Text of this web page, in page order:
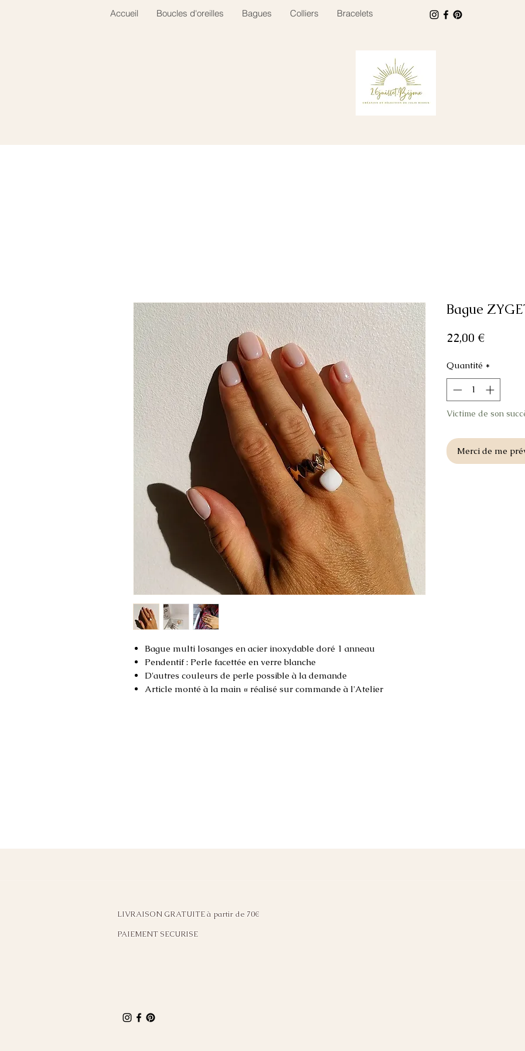
Accueil Boucles d'oreilles Bagues Colliers Bracelets
Bague multi losanges en acier inoxydable doré 1 anneau
Pendentif : Perle facettée en verre blanche
D'autres couleurs de perle possible à la demande
Article monté à la main ¤ réalisé sur commande à l'Atelier
Bague
22,00 €Prix
Quantité *
Victime de son
Merci de me
LIVRAISON GRATUITE à partir de 70€
PAIEMENT SECURISE